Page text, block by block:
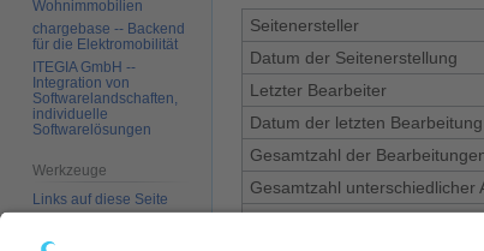
Seitenersteller
Datum der Seitenerstellung
Letzter Bearbeiter
Datum der letzten Bearbeitung
Gesamtzahl der
Gesamtzahl unterschiedlicher
Wohnimmobilien
chargebase -- Backend
für die Elektromobilität
ITEGIA GmbH --
Integration von
Softwarelandschaften,
individuelle
Softwarelösungen
Werkzeuge
Links auf diese Seite